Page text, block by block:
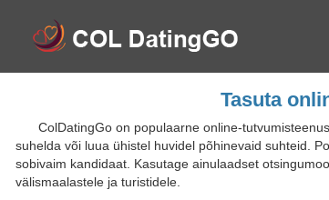
Tasuta
ColDatingGo on populaarne online-
suhelda või luua ühistel huvidel põhinevaid suhteid.
sobivaim kandidaat. Kasutage ainulaadset
välismaalastele ja turistidele.